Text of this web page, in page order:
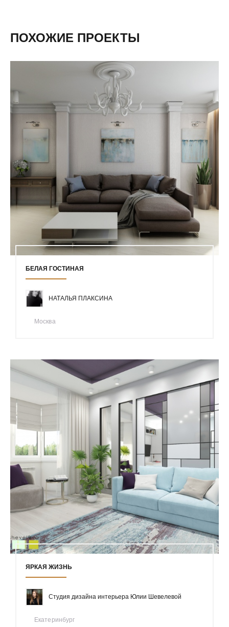
ПОХОЖИЕ ПРОЕКТЫ
БЕЛАЯ ГОСТИНАЯ
НАТАЛЬЯ ПЛАКСИНА
Москва
ЯРКАЯ ЖИЗНЬ
Студия дизайна интерьера Юлии Шевелевой
Екатеринбург